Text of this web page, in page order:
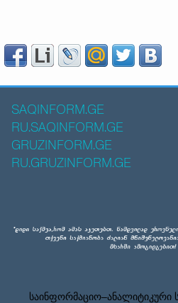
SAQINFORM.GE
RU.SAQINFORM.GE
GRUZINFORM.GE
RU.GRUZINFORM.GE
საინფორმაციო–ანალიტიკური